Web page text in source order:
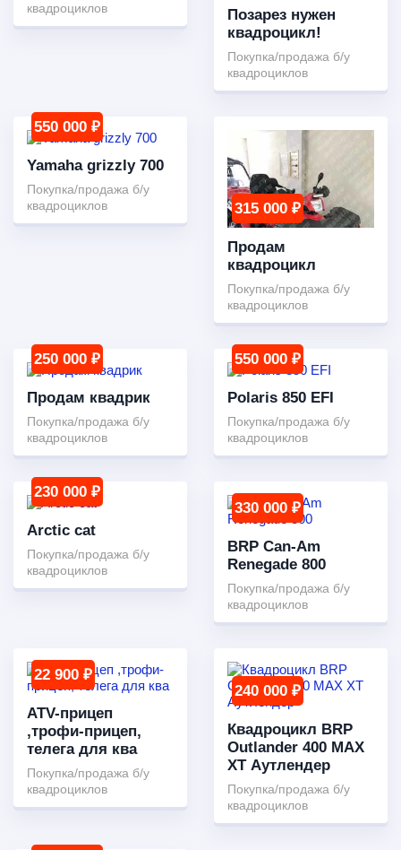
квадроциклов
Позарез нужен
квадроцикл!
Покупка/продажа б/у
квадроциклов
550 000 ₽
Yamaha grizzly 700
Покупка/продажа б/у
квадроциклов
315 000 ₽
Продам
квадроцикл
Покупка/продажа б/у
квадроциклов
250 000 ₽
Продам квадрик
Покупка/продажа б/у
квадроциклов
550 000 ₽
Polaris 850 EFI
Покупка/продажа б/у
квадроциклов
230 000 ₽
Arctic cat
Покупка/продажа б/у
квадроциклов
330 000 ₽
BRP Can-Am
Renegade 800
Покупка/продажа б/у
квадроциклов
22 900 ₽
ATV-прицеп
,трофи-прицеп,
телега для ква
Покупка/продажа б/у
квадроциклов
240 000 ₽
Квадроцикл BRP
Outlander 400 MAX
XT Аутлендер
Покупка/продажа б/у
квадроциклов